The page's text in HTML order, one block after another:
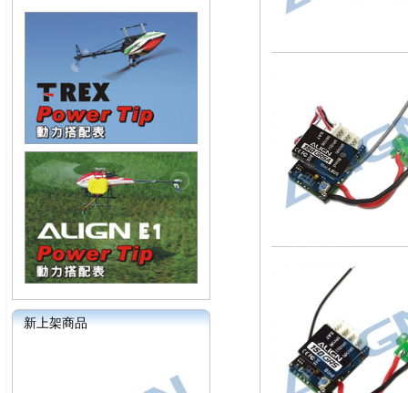
新上架商品